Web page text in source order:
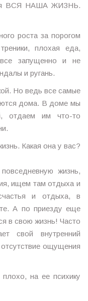
ВСЯ НАША ЖИЗНЬ.
роста за порогом
плохая еда,
все запущенно и не
и ругань.
Но ведь все самые
дома. В доме мы
отдаем им что-то
Какая она у вас?
жизнь,
ищем там отдыха и
и отдыха, в
А по приезду еще
в свою жизнь! Часто
свой внутренний
ощущения
на ее психику